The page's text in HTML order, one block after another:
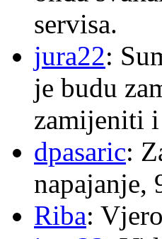
servisa.
jura22:
je budu
zamijeniti
dpasaric:
napajanje,
Riba: